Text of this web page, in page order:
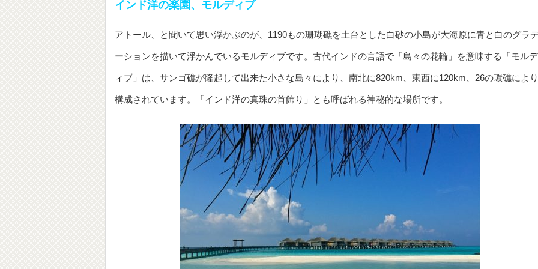
インド洋の楽園、モルディブ
アトール、と聞いて思い浮かぶのが、1190もの珊瑚礁を土台とした白砂の小島が大海原に青と白のグラ
ーションを描いて浮かんでいるモルディブです。古代インドの言語で「島々の花輪」を意味する「モルデ
ィブ」は、サンゴ礁が隆起して出来た小さな島々により、南北に820km、東西に120km、26の環礁により
構成されています。「インド洋の真珠の首飾り」とも呼ばれる神秘的な場所です。